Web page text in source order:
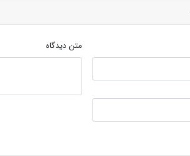
متن دیدگاه